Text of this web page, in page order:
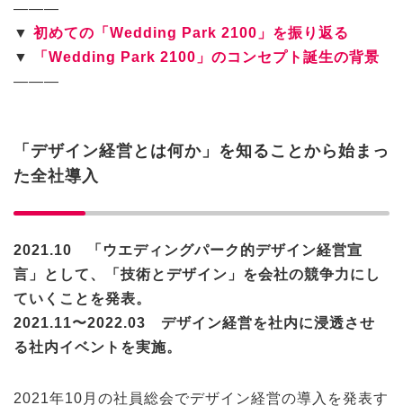
———
▼ 初めての「Wedding Park 2100」を振り返る
▼
「Wedding Park 2100」のコンセプト誕生の背景
———
「デザイン経営とは何か」を知ることから始まっ
た全社導入
2021.10 「ウエディングパーク的デザイン経営宣
言」として、「技術とデザイン」を会社の競争力にし
ていくことを発表。
2021.11〜2022.03 デザイン経営を社内に浸透させ
る社内イベントを実施。
2021年10月の社員総会でデザイン経営の導入を発表す